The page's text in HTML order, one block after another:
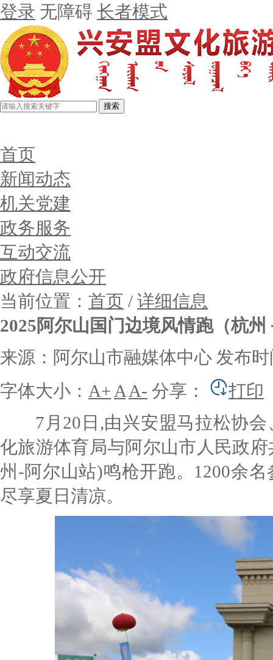
登录 无障碍 长者模式
搜索
首页
新闻动态
机关党建
政务服务
互动交流
政府信息公开
当前位置： 首页 / 详细信息
2025阿尔山国门边境风情跑（杭
来源：阿尔山市融媒体中心 发布时
字体大小： A+ A A- 分享：
打印
7月20日,由兴安盟马拉松协会
化旅游体育局与阿尔山市人民政
州-阿尔山站)鸣枪开跑。1200余
尽享夏日清凉。